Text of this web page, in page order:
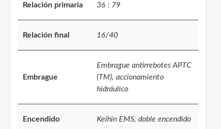
Relación primaria 36 : 79
Relación final 16/40
Embrague
Embrague antirrebotes APTC
(TM), accionamiento
hidráulico
Encendido Keihin EMS, doble encendido